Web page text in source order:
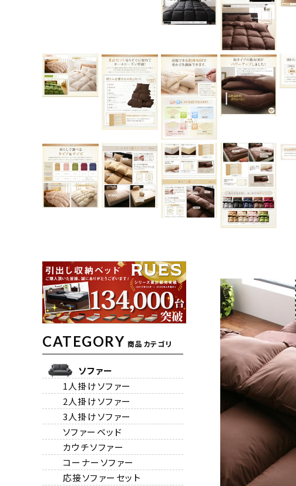
CATEGORY 商品カテゴリ
ソファー
1人掛けソファー
2人掛けソファー
3人掛けソファー
ソファーベッド
カウチソファー
コーナーソファー
応接ソファーセット